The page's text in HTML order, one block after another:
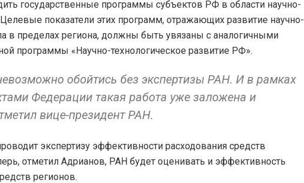
государственные программы субъектов РФ в области научно-
Целевые показатели этих программ, отражающих развитие научно-
в пределах региона, должны быть увязаны с аналогичными
программы «Научно-технологическое развитие РФ».
обойтись без экспертизы РАН. И в рамках
Федерации такая работа уже заложена и
вице-президент РАН.
экспертизу эффективности расходования средств
отметил Адрианов, РАН будет оценивать и эффективность
регионов.